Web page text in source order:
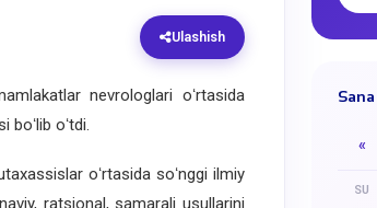
Ulashish
nevrologlari oʻrtasida
oʻtdi.
oʻrtasida soʻnggi ilmiy
ratsional, samarali usullarini
«
SU